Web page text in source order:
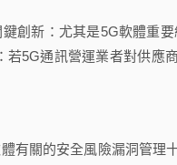
新：尤其是5G軟體重要
5G通訊營運業者對供應
有關的安全風險漏洞管理